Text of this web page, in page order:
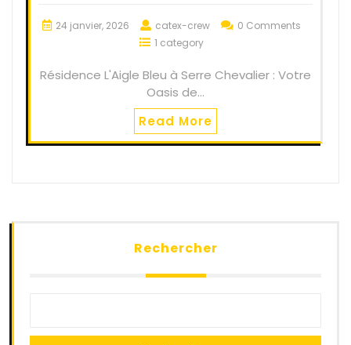
24 janvier, 2026 catex-crew
0 Comments
1 category
Résidence L'Aigle Bleu à Serre Chevalier : Votre
Oasis de…
Read More
Rechercher